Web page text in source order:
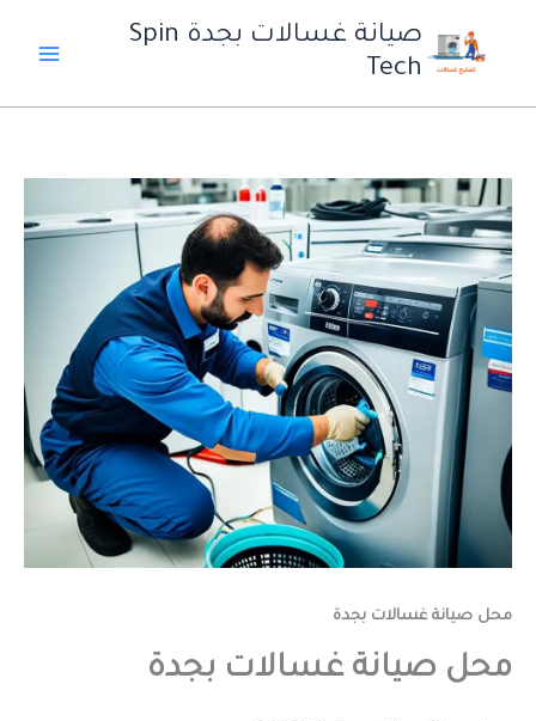
صيانة غسالات بجدة Spin
Tech
محل صيانة غسالات بجدة
محل صيانة غسالات بجدة